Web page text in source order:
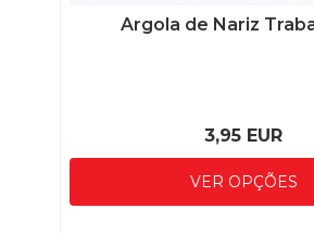
Argola de Nariz
3,95 EUR
VER OPÇÕES